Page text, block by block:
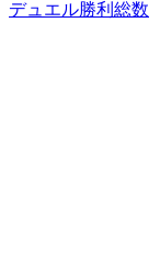
デュエル勝利総数